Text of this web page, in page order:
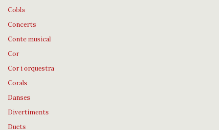
Cobla
Concerts
Conte musical
Cor
Cor i orquestra
Corals
Danses
Divertiments
Duets